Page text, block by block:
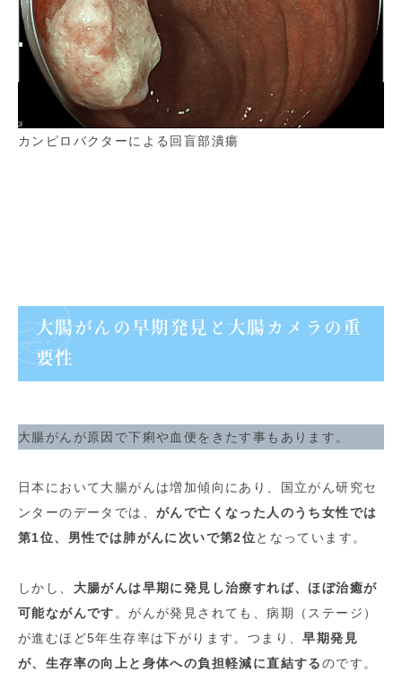
カンピロバクターによる回盲部潰瘍
大腸がんの早期発見と大腸カメラの重
要性
大腸がんが原因で下痢や血便をきたす事もあります。
日本において大腸がんは増加傾向にあり、国立がん研究セ
ンターのデータでは、 がんで亡くなった人のうち女性では
第1位、男性では肺がんに次いで第2位となっています。
しかし、 大腸がんは早期に発見し治療すれば、ほぼ治癒が
可能ながんです 。がんが発見されても、病期（ステージ）
が進むほど5年生存率は下がります。つまり、早期発見
が、生存率の向上と身体への負担軽減に直結するのです。